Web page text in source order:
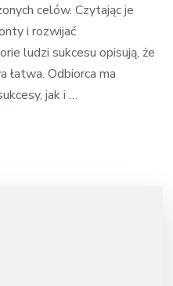
celów. Czytając je
i rozwijać
ludzi sukcesu opisują, że
łatwa. Odbiorca ma
jak i …